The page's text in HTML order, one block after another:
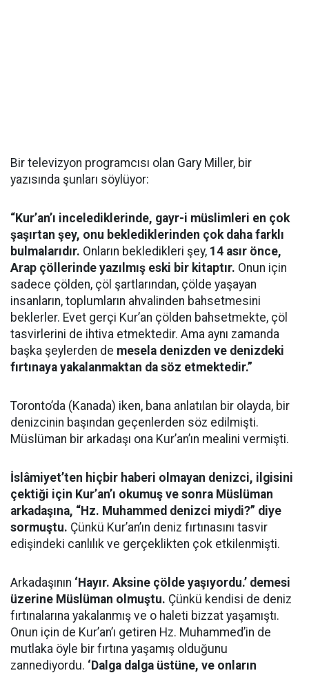
Bir televizyon programcısı olan Gary Miller, bir
yazısında şunları söylüyor:
“Kur’an’ı incelediklerinde, gayr-i müslimleri en çok
şaşırtan şey, onu beklediklerinden çok daha farklı
bulmalarıdır. Onların bekledikleri şey, 14 asır önce,
Arap çöllerinde yazılmış eski bir kitaptır. Onun için
sadece çölden, çöl şartlarından, çölde yaşayan
insanların, toplumların ahvalinden bahsetmesini
beklerler. Evet gerçi Kur’an çölden bahsetmekte, çöl
tasvirlerini de ihtiva etmektedir. Ama aynı zamanda
başka şeylerden de mesela denizden ve denizdeki
fırtınaya yakalanmaktan da söz etmektedir.”
Toronto’da (Kanada) iken, bana anlatılan bir olayda, bir
denizcinin başından geçenlerden söz edilmişti.
Müslüman bir arkadaşı ona Kur’an’ın mealini vermişti.
İslâmiyet’ten hiçbir haberi olmayan denizci, ilgisini
çektiği için Kur’an’ı okumuş ve sonra Müslüman
arkadaşına, “Hz. Muhammed denizci miydi?” diye
sormuştu. Çünkü Kur’an’ın deniz fırtınasını tasvir
edişindeki canlılık ve gerçeklikten çok etkilenmişti.
Arkadaşının ‘Hayır. Aksine çölde yaşıyordu.’ demesi
üzerine Müslüman olmuştu. Çünkü kendisi de deniz
fırtınalarına yakalanmış ve o haleti bizzat yaşamıştı.
Onun için de Kur’an’ı getiren Hz. Muhammed’in de
mutlaka öyle bir fırtına yaşamış olduğunu
zannediyordu. ‘Dalga dalga üstüne, ve onların